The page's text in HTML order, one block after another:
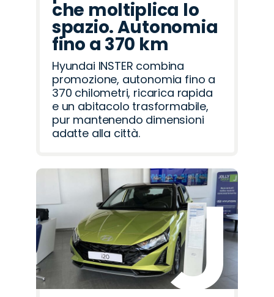
che moltiplica lo
spazio. Autonomia
fino a 370 km
Hyundai INSTER combina
promozione, autonomia fino a
370 chilometri, ricarica rapida
e un abitacolo trasformabile,
pur mantenendo dimensioni
adatte alla città.